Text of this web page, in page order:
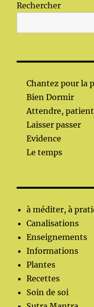
Rechercher
Chantez pour la
Bien Dormir
Attendre,
Laisser passer
Evidence
Le temps
à méditer, à
Canalisations
Enseignements
Informations
Plantes
Recettes
Soin de soi